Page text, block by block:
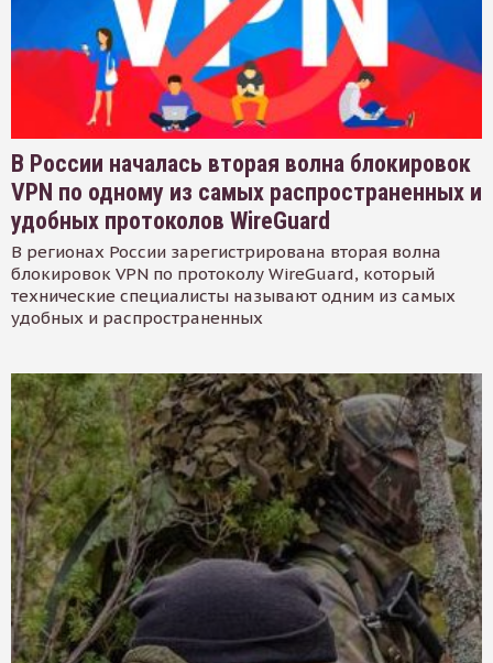
В России началась вторая волна блокировок
VPN по одному из самых распространенных и
удобных протоколов WireGuard
В регионах России зарегистрирована вторая волна
блокировок VPN по протоколу WireGuard, который
технические специалисты называют одним из самых
удобных и распространенных